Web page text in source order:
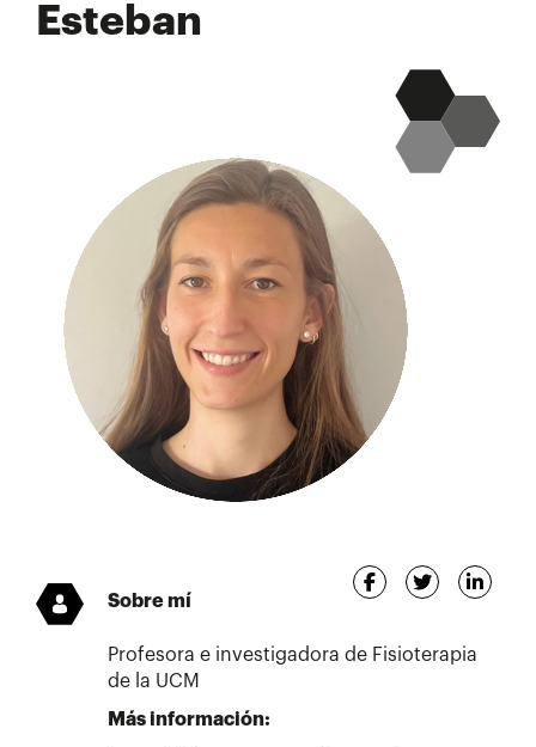
Esteban
Sobre mí
Profesora e investigadora de Fisioterapia
de la UCM
Más información: